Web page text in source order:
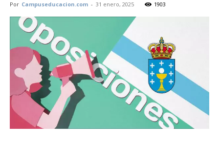
Por Campuseducacion.com - 31 enero, 2025 1903